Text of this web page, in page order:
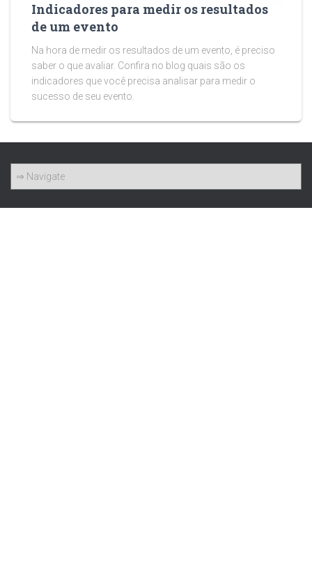
Indicadores para medir os resultados
de um evento
Na hora de medir os resultados de um evento, é preciso
saber o que avaliar. Confira no blog quais são os
indicadores que você precisa analisar para medir o
sucesso de seu evento.